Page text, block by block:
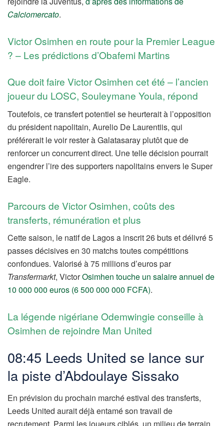
Calciomercato.
Victor Osimhen en route pour la Premier League
? – Les prédictions d’Obafemi Martins
Que doit faire Victor Osimhen cet été – l’ancien
joueur du LOSC, Souleymane Youla, répond
Toutefois, ce transfert potentiel se heurterait à l’opposition
du président napolitain, Aurelio De Laurentiis, qui
préférerait le voir rester à Galatasaray plutôt que de
renforcer un concurrent direct. Une telle décision pourrait
engendrer l’ire des supporters napolitains envers le Super
Eagle.
Parcours de Victor Osimhen, coûts des
transferts, rémunération et plus
Cette saison, le natif de Lagos a inscrit 26 buts et délivré 5
passes décisives en 30 matchs toutes compétitions
confondues. Valorisé à 75 millions d’euros par
Transfermarkt, VictorOsimhen touche un salaire annuel de
10 000 000 euros (6 500 000 000 FCFA).
La légende nigériane Odemwingie conseille à
Osimhen de rejoindre Man United
08:45 Leeds United se lance sur
la piste d’Abdoulaye Sissako
En prévision du prochain marché estival des transferts,
Leeds United aurait déjà entamé son travail de